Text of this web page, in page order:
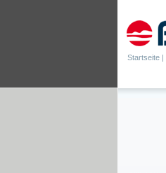
Startseite |